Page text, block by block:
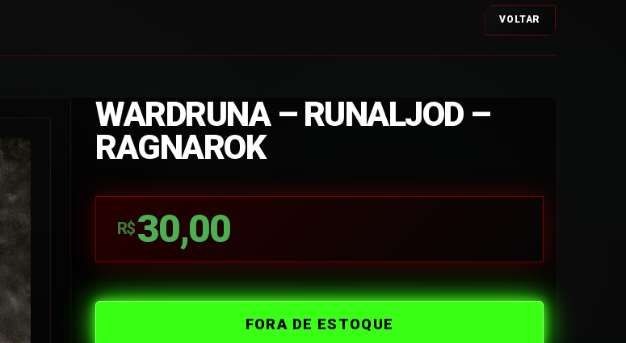
VOLTAR
WARDRUNA – RUNALJOD –
RAGNAROK
R$ 30,00
FORA DE ESTOQUE